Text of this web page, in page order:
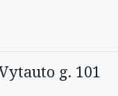
g. 101